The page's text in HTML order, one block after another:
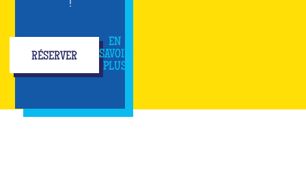
!
RÉSERVER
EN
SAVOIR
PLUS